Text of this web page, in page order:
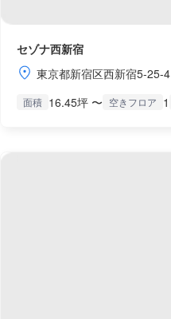
セゾナ西新宿
東京都新宿区西新宿5-25-4
面積 16.45坪 〜 空きフロア 1